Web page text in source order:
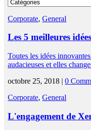
Corporate, General
Les 5 meilleures
Toutes les idées
audacieuses et elles
octobre 25, 2018 | 0
Corporate, General
L'engagement de